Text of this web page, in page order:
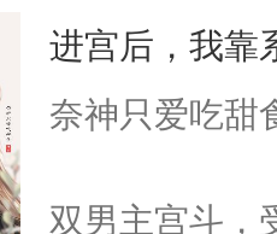
成为所有白莲
I，他们决定
莲花可不止有
进宫后，我靠
奈神只爱吃甜
双男主宫斗，